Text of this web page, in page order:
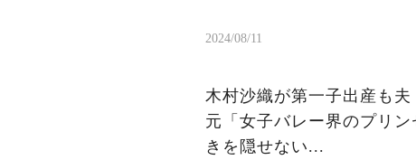
2024/08/11
木村沙織が第一子出産も
元「女子バレー界のプリ
きを隠せない...